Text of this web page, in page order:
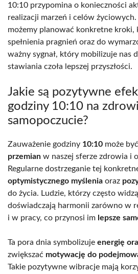
10:10 przypomina o konieczności
realizacji marzeń i celów
możemy planować konkretne kroki,
spełnienia pragnień oraz do
ważny sygnał, który mobilizuje nas
stawiania czoła lepszej przyszłości.
Jakie są pozytywne
godziny 10:10 na
samopoczucie?
Zauważenie godziny 10:10 może
przemian w naszej sferze zdrowia i
Regularne dostrzeganie tej
optymistycznego myślenia oraz
do życia. Ludzie, którzy często widzą
doświadczają harmonii zarówno w
i w pracy, co przynosi im lepsze
Ta pora dnia symbolizuje energię
zwiększać motywację do
Takie pozytywne wibracje mają